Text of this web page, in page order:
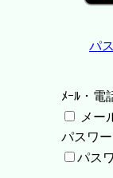
パ
ﾒｰﾙ・電
メー
パスワ
パス